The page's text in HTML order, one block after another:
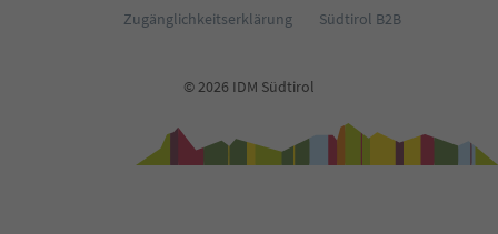
Zugänglichkeitserklärung
Südtirol B2B
© 2026 IDM Südtirol